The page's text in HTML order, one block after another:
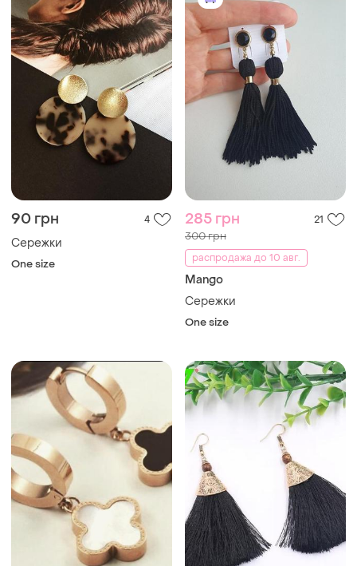
90 грн 4
Сережки
One size
285 грн 21
300 грн
распродажа до 10 авг.
Mango
Сережки
One size